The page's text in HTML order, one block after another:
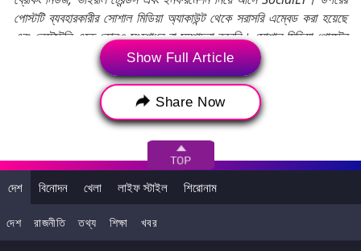
পোস্টটি ব্যবহারকারীর সোশাল মিডিয়া অ্যাকাউন্ট থেকে সরাসরি এম্বেড করা হয়েছে
এবং লেটেস্টলি এতে কোনও সংশোধন বা সম্পাদনা করেনি। সোশাল মিডিয়া পোস্টের
মতামত এবং তথ্য লেটেস্টলি-র মতামতকে প্রতিফলিত করে না। লেটেস্টলি এর জন্য
কোনও দায়বদ্ধতা বা দায় গ্রহণ করে না।)
জিএসটি সংস্কার কেন্দ্রীয় প্রতিমন্ত্রী ডঃ সুকান্ত মজুমদার
Union MoS Sukanta Majumdar
GST Reforms In India
Show Full Article
Share Now
দেশ বিনোদন খেলা লাইফ স্টাইল শিরোনাম
দেশ রাজনীতি তথ্য শিক্ষা খবর